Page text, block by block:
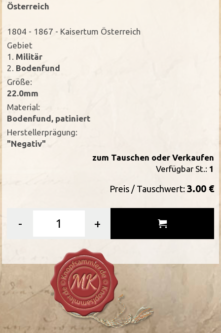
Österreich
1804 - 1867 - Kaisertum Österreich
Gebiet
1.
Militär
2. Bodenfund
Größe:
22.0mm
Material:
Bodenfund, patiniert
Herstellerprägung:
"Negativ"
zum Tauschen oder Verkaufen
Verfügbar St.: 1
Preis / Tauschwert: 3.00 €
- +